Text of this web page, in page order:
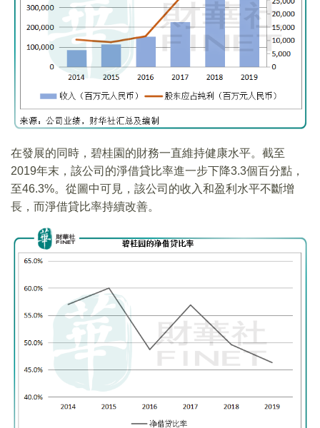
在發展的同時，碧桂園的財務一直維持健康水平。截至
2019年末，該公司的淨借貸比率進一步下降3.3個百分點，
至46.3%。從圖中可見，該公司的收入和盈利水平不斷增
長，而淨借貸比率持續改善。